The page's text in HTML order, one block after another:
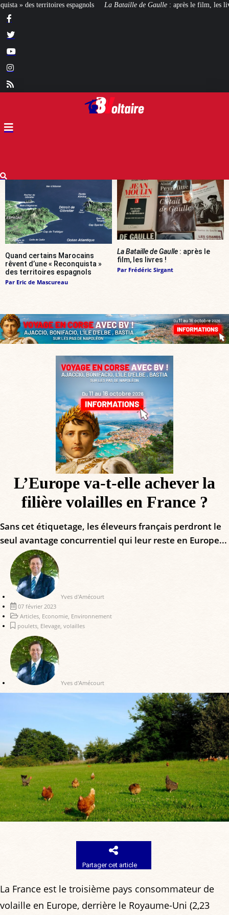
Bataille de Gaulle: après le film, les livres ! [CINÉMA]De la Comédie-
Quand certains Marocains
rêvent d’une « Reconquista »
des territoires espagnols
Par Eric de Mascureau
La Bataille de Gaulle : après le
film, les livres !
Par Frédéric Sirgant
L’Europe va-t-elle achever la
filière volailles en France ?
Sans cet étiquetage, les éleveurs français perdront le
seul avantage concurrentiel qui leur reste en Europe...
Yves d'Amécourt
07 février 2023
Articles Economie Environnement
poulets Elevage volailles
Yves d'Amécourt
Partager cet article
La France est le troisième pays consommateur de
volaille en Europe, derrière le Royaume-Uni (2,23